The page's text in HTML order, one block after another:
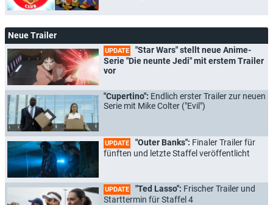
Neue Trailer
UPDATE
"Star Wars" stellt neue Anime-
Serie "Die neunte Jedi" mit erstem Trailer
vor
"Cupertino": Endlich erster Trailer zur neuen
Serie mit Mike Colter ("Evil")
UPDATE "Outer Banks": Finaler Trailer für
fünften und letzte Staffel veröffentlicht
UPDATE "Ted Lasso": Frischer Trailer und
Starttermin für Staffel 4